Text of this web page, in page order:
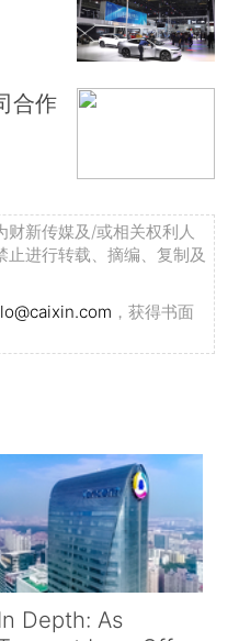
合作
新传媒及/或相关权利人
进行转载、摘编、复制及
，获得书面
In Depth: As